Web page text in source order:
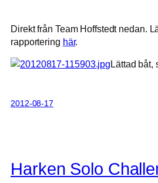
Direkt från Team Hoffstedt nedan.
rapportering här.
Lättad båt,
2012-08-17
Harken Solo